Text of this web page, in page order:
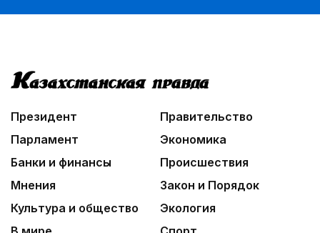
Президент
Правительство
Парламент
Экономика
Банки и финансы
Происшествия
Мнения
Закон и Порядок
Культура и общество
Экология